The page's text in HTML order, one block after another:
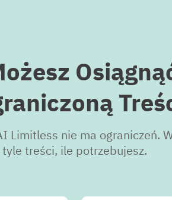
Limitless nie ma ograniczeń.
tyle treści, ile potrzebujesz.